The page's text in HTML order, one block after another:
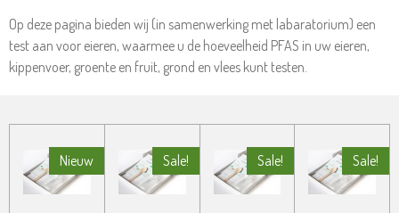
Op deze pagina bieden wij (in samenwerking met labaratorium) een
test aan voor eieren, waarmee u de hoeveelheid PFAS in uw eieren,
kippenvoer, groente en fruit, grond en vlees kunt testen.
Nieuw Sale! Sale! Sale!